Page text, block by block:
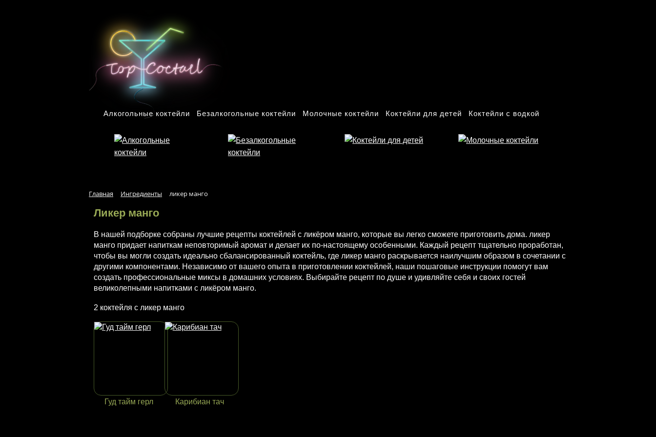
Алкогольные коктейли Безалкогольные коктейли Молочные коктейли Коктейли для детей Коктейли с водкой
Главная Ингредиенты ликер манго
Ликер манго
В нашей подборке собраны лучшие рецепты коктейлей с ликёром манго, которые вы легко сможете приготовить дома. ликер
манго придает напиткам неповторимый аромат и делает их по-настоящему особенными. Каждый рецепт тщательно проработан,
чтобы вы могли создать идеально сбалансированный коктейль, где ликер манго раскрывается наилучшим образом в сочетании с
другими компонентами. Независимо от вашего опыта в приготовлении коктейлей, наши пошаговые инструкции помогут вам
создать профессиональные миксы в домашних условиях. Выбирайте рецепт по душе и удивляйте себя и своих гостей
великолепными напитками с ликёром манго.
2 коктейля с ликер манго
Гуд тайм герл Карибиан тач